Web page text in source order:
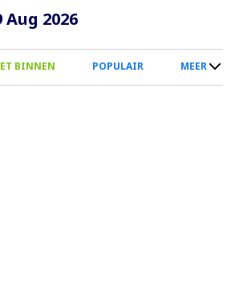
Overslaan
naar
inhoud
Aug 2026
BINNEN POPULAIR MEER